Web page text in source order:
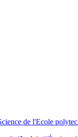
de l'Ecole